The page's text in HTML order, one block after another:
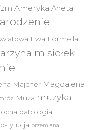
Ameryka Aneta
Ewa Formella
misiołek
Majcher Magdalena
Muza muzyka
patologia
przemiana